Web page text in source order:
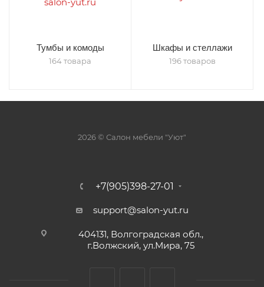
Тумбы и комоды
164 товара
Шкафы и стеллажи
196 товаров
2026 © Салон мебели "Уют"
+7(905)398-27-01
support@salon-yut.ru
404131, Волгоградская обл.,
г.Волжский, ул.Мира, 75